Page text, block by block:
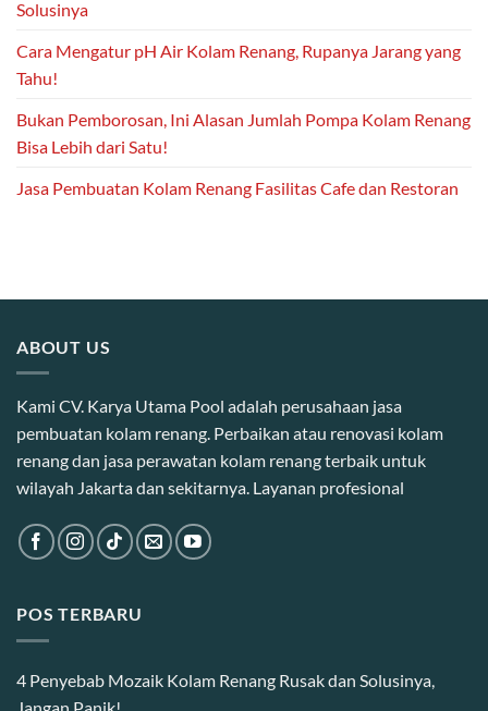
Solusinya
Cara Mengatur pH Air Kolam Renang, Rupanya Jarang yang
Tahu!
Bukan Pemborosan, Ini Alasan Jumlah Pompa Kolam Renang
Bisa Lebih dari Satu!
Jasa Pembuatan Kolam Renang Fasilitas Cafe dan Restoran
ABOUT US
Kami CV. Karya Utama Pool adalah perusahaan jasa
pembuatan kolam renang. Perbaikan atau renovasi kolam
renang dan jasa perawatan kolam renang terbaik untuk
wilayah Jakarta dan sekitarnya. Layanan profesional
POS TERBARU
4 Penyebab Mozaik Kolam Renang Rusak dan Solusinya,